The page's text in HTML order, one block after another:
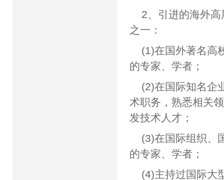
2、引进的海外
之一：
(1)在国外著名高
的专家、学者；
(2)在国际知名企
术职务，熟悉相关
发技术人才；
(3)在国际组织、
的专家、学者；
(4)主持过国际大